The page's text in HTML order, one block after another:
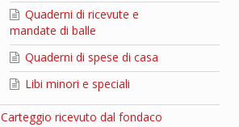
Quaderni di ricevute e
mandate di balle
Quaderni di spese di casa
Libi minori e speciali
Carteggio ricevuto dal fondaco